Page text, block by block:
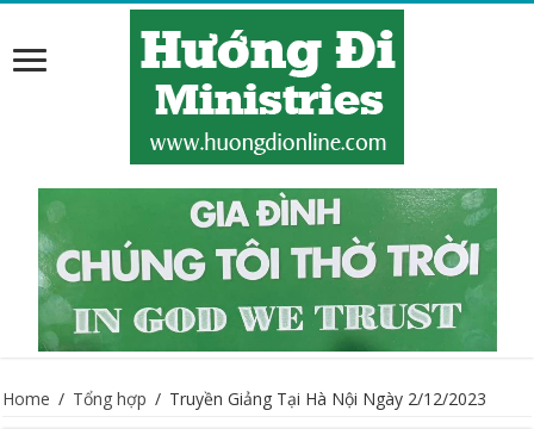
Home / Tổng hợp / Truyền Giảng Tại Hà Nội Ngày 2/12/2023